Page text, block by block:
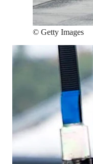
© Getty Images